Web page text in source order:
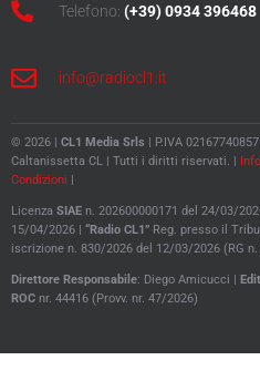
Telefono: (+39) 0934 396468
info@radiocl1.it
© 2026 | CL1 Media Srls | P.IVA
Caltanissetta CL | Tutti i diritti riservati. |
Condizioni |
Licenza SIAE n. 202600000171 del 24/03/
15/04/2026 | “Radio CL1” Reg. presso il
iscrizione n. 830/2026 del 12/03/2026 (RG
Direttore Responsabile: Diego Amicucci |
ROC nr. 44416 (Provv. nr. 47/2026)